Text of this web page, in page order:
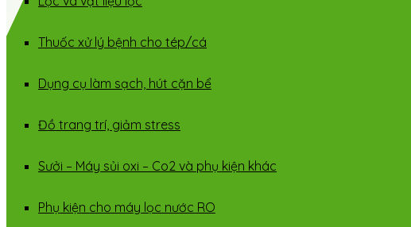
Thuốc xử lý bệnh cho tép/cá
Dụng cụ làm sạch, hút cặn bể
Đồ trang trí, giảm stress
Sưởi – Máy sủi oxi – Co2 và phụ kiện khác
Phụ kiện cho máy lọc nước RO